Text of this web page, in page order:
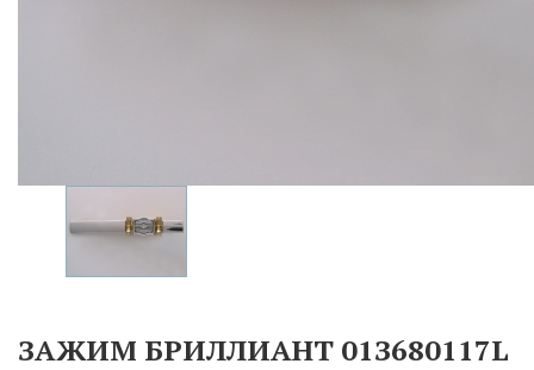
ЗАЖИМ БРИЛЛИАНТ 01З680117L